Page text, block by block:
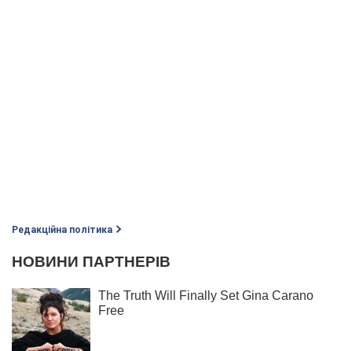
Редакційна політика